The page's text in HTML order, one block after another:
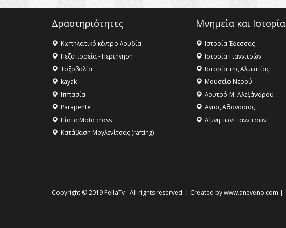
Δραστηριότητες
Κωπηλατικό κέντρο Λουδία
Πεζοπορεία - Περιήγηση
Τοξοβολία
kayak
Ιππασία
Parapente
Πίστα Moto cross
Κατάβαση Μογλενίτσας (rafting)
Μνημεία και Ιστορία
Ιστορία Έδεσσας
Ιστορία Γιαννιτσών
Ιστορία της Αλμωπίας
Μουσείο Νερού
Λουτρό Μ. Αλεξάνδρου
Αγιος Αθανάσιος
Λίμνη των Γιαννιτσών
Copyright © 2019 PellaTv - All rights reserved. | Created bywww.aneveno.com |